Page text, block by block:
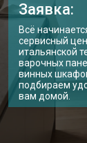
Заявка:
Всё
сервисный
итальянской
варочных
винных
подбираем
вам домой.